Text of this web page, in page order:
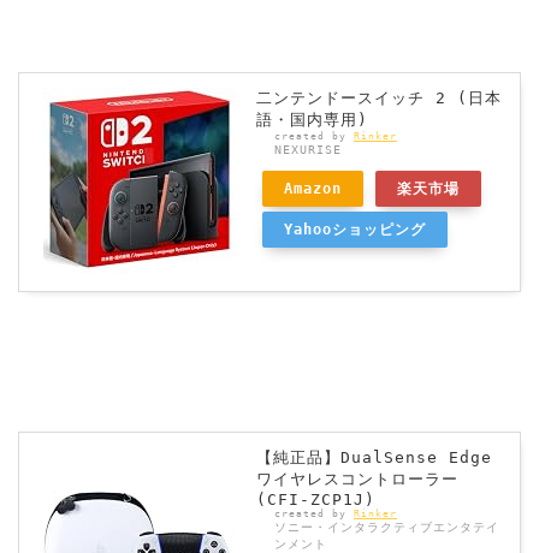
二ンテンドースイッチ 2 (日本
語・国内専用)
created by Rinker
NEXURISE
Amazon 楽天市場
Yahooショッピング
【純正品】DualSense Edge
ワイヤレスコントローラー
(CFI-ZCP1J)
created by Rinker
ソニー・インタラクティブエンタテイ
ンメント